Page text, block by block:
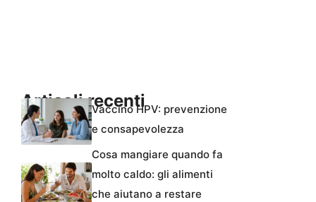
Articoli recentiVaccino HPV: prevenzione
e consapevolezza
Cosa mangiare quando fa
molto caldo: gli alimenti
che aiutano a restare